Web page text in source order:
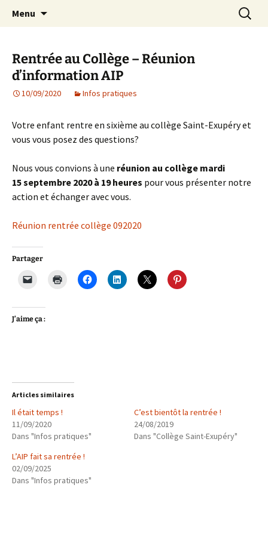
AIP Paris 14 – Association
Indépendante des Parents
d'élèves depuis 1981
Agit – s'Investit – Participe au service des
enfants du secteur scolaire Dolent-Arago-
Menu
Rentrée au Collège – Réunion
d’information AIP
10/09/2020 Infos pratiques
Votre enfant rentre en sixième au collège Saint-Exupéry et
vous vous posez des questions?
Nous vous convions à une réunion au collège mardi
15 septembre 2020 à 19 heures pour vous présenter notre
action et échanger avec vous.
Réunion rentrée collège 092020
Partager
J’aime ça :
Articles similaires
Il était temps !
11/09/2020
Dans "Infos pratiques"
C’est bientôt la rentrée !
24/08/2019
Dans "Collège Saint-Exupéry"
L’AIP fait sa rentrée !
02/09/2025
Dans "Infos pratiques"